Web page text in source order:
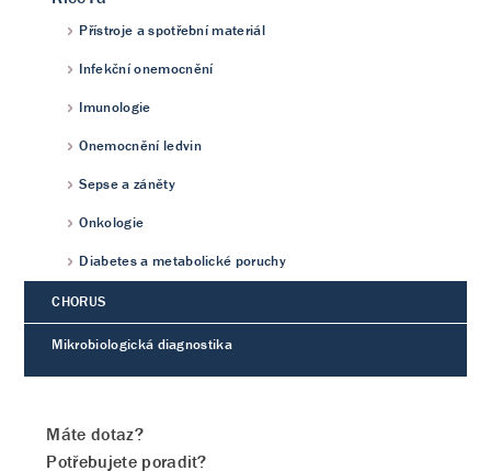
Přístroje a spotřební materiál
Infekční onemocnění
Imunologie
Onemocnění ledvin
Sepse a záněty
Onkologie
Diabetes a metabolické poruchy
CHORUS
Mikrobiologická diagnostika
Máte dotaz?
Potřebujete poradit?